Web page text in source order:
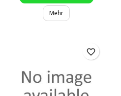
Mehr
favorite_border